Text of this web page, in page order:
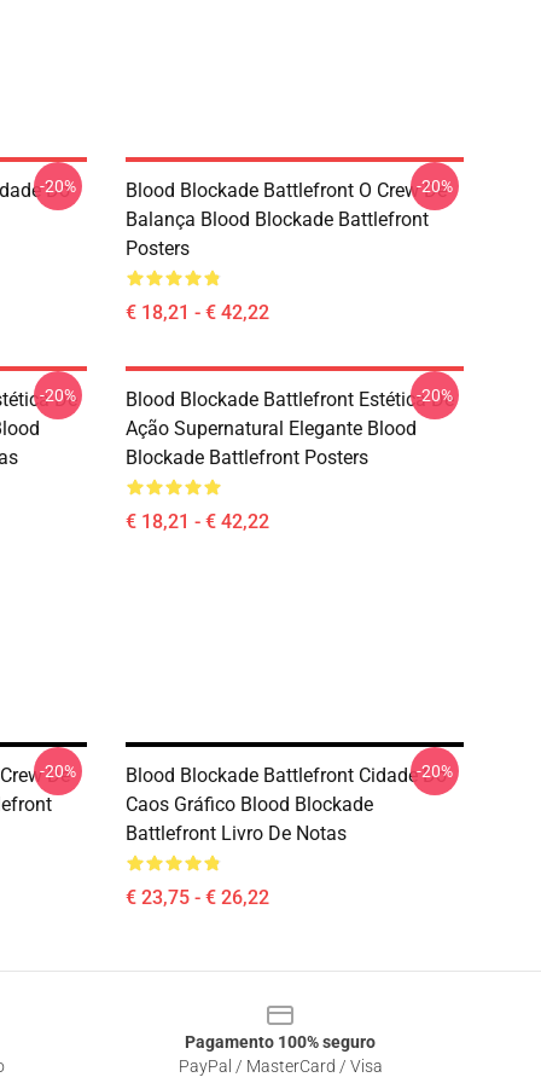
Do
-20%
Blood Blockade Battlefront O Crew De
Balança Blood Blockade Battlefront
Posters
€ 18,21 - € 42,22
-20%
De
-20%
Blood Blockade Battlefront Estética De
Ação Supernatural Elegante Blood
Blockade Battlefront Posters
€ 18,21 - € 42,22
-20%
De
-20%
Blood Blockade Battlefront Cidade Do
Caos Gráfico Blood Blockade
Battlefront Livro De Notas
€ 23,75 - € 26,22
-20%
Pagamento 100% seguro
PayPal / MasterCard / Visa